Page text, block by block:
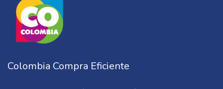
Colombia Compra Eficiente